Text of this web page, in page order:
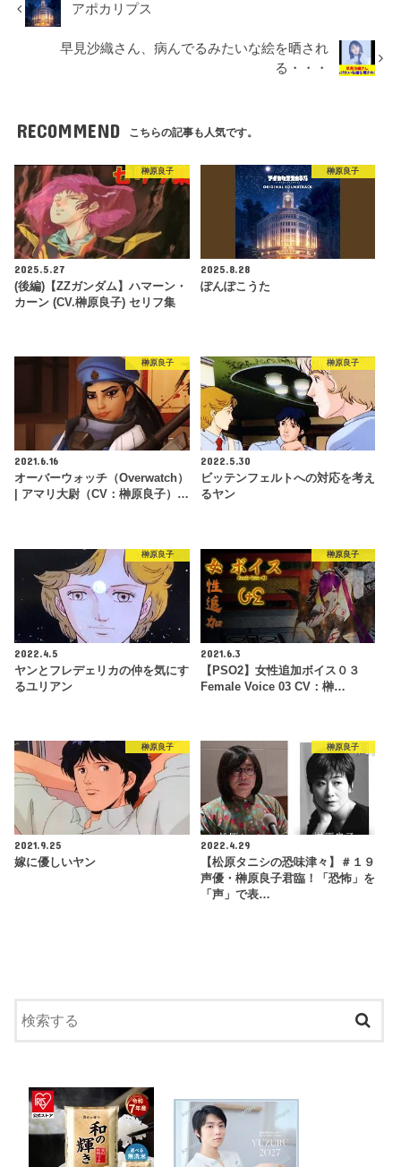
アポカリプス
早見沙織さん、病んでるみたいな絵を晒され
る・・・
RECOMMEND こちらの記事も人気です。
榊原良子
2025.5.27
(後編)【ZZガンダム】ハマーン・
カーン (CV.榊原良子) セリフ集
榊原良子
2025.8.28
ぽんぽこうた
榊原良子
2021.6.16
オーバーウォッチ（Overwatch）
| アマリ大尉（CV：榊原良子）…
榊原良子
2022.5.30
ビッテンフェルトへの対応を考え
るヤン
榊原良子
2022.4.5
ヤンとフレデェリカの仲を気にす
るユリアン
榊原良子
2021.6.3
【PSO2】女性追加ボイス０３
Female Voice 03 CV：榊…
榊原良子
2021.9.25
嫁に優しいヤン
榊原良子
2022.4.29
【松原タニシの恐味津々】＃１９
声優・榊原良子君臨！「恐怖」を
「声」で表…